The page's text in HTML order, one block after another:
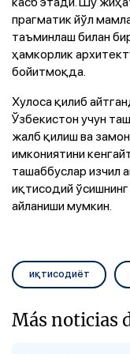
прагматик йўл
таъминлаш билан
ҳамкорлик
бойитмоқда.
Хулоса қилиб
Ўзбекистон учун
жалб қилиш ва
имкониятини
ташаббуслар изчил
иқтисодий
айланиши мумкин.
иқтисодиёт
Más noticias